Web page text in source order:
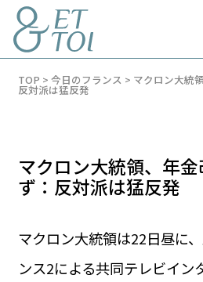
LUXE
TOP > 今日のフランス > マクロン大統
反対派は猛反発
マクロン大統領、年
ず：反対派は猛反発
マクロン大統領は22日昼に
ンス2による共同テレビイン